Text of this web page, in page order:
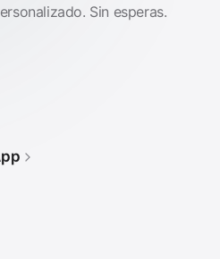
Sin esperas.